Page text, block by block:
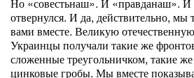
отвернулся. И да, действительно,
вами вместе. Великую
Украинцы получали такие же
сложенные треугольничком, такие
цинковые гробы. Мы вместе